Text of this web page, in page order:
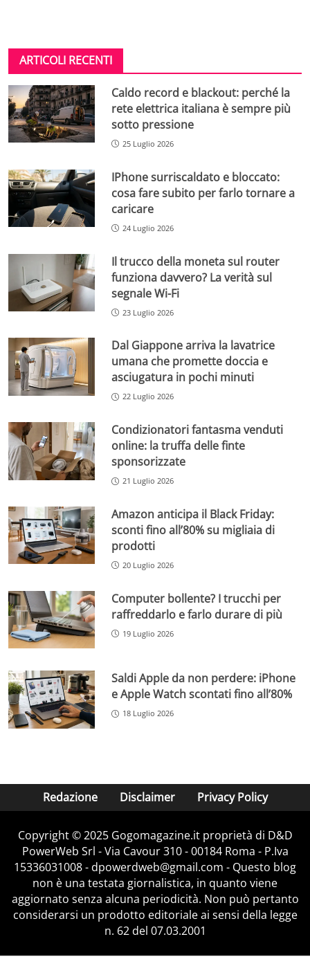
ARTICOLI RECENTI
Caldo record e blackout: perché la
rete elettrica italiana è sempre più
sotto pressione
25 Luglio 2026
IPhone surriscaldato e bloccato:
cosa fare subito per farlo tornare a
caricare
24 Luglio 2026
Il trucco della moneta sul router
funziona davvero? La verità sul
segnale Wi-Fi
23 Luglio 2026
Dal Giappone arriva la lavatrice
umana che promette doccia e
asciugatura in pochi minuti
22 Luglio 2026
Condizionatori fantasma venduti
online: la truffa delle finte
sponsorizzate
21 Luglio 2026
Amazon anticipa il Black Friday:
sconti fino all’80% su migliaia di
prodotti
20 Luglio 2026
Computer bollente? I trucchi per
raffreddarlo e farlo durare di più
19 Luglio 2026
Saldi Apple da non perdere: iPhone
e Apple Watch scontati fino all’80%
18 Luglio 2026
Redazione Disclaimer Privacy Policy
Copyright © 2025 Gogomagazine.it proprietà di D&D
PowerWeb Srl - Via Cavour 310 - 00184 Roma - P.Iva
15336031008 - dpowerdweb@gmail.com - Questo blog
non è una testata giornalistica, in quanto viene
aggiornato senza alcuna periodicità. Non può pertanto
considerarsi un prodotto editoriale ai sensi della legge
n. 62 del 07.03.2001